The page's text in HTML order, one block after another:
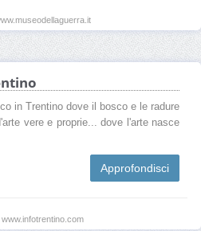
in Trentino dove il bosco e le radure
vere e proprie... dove l'arte nasce
Approfondisci